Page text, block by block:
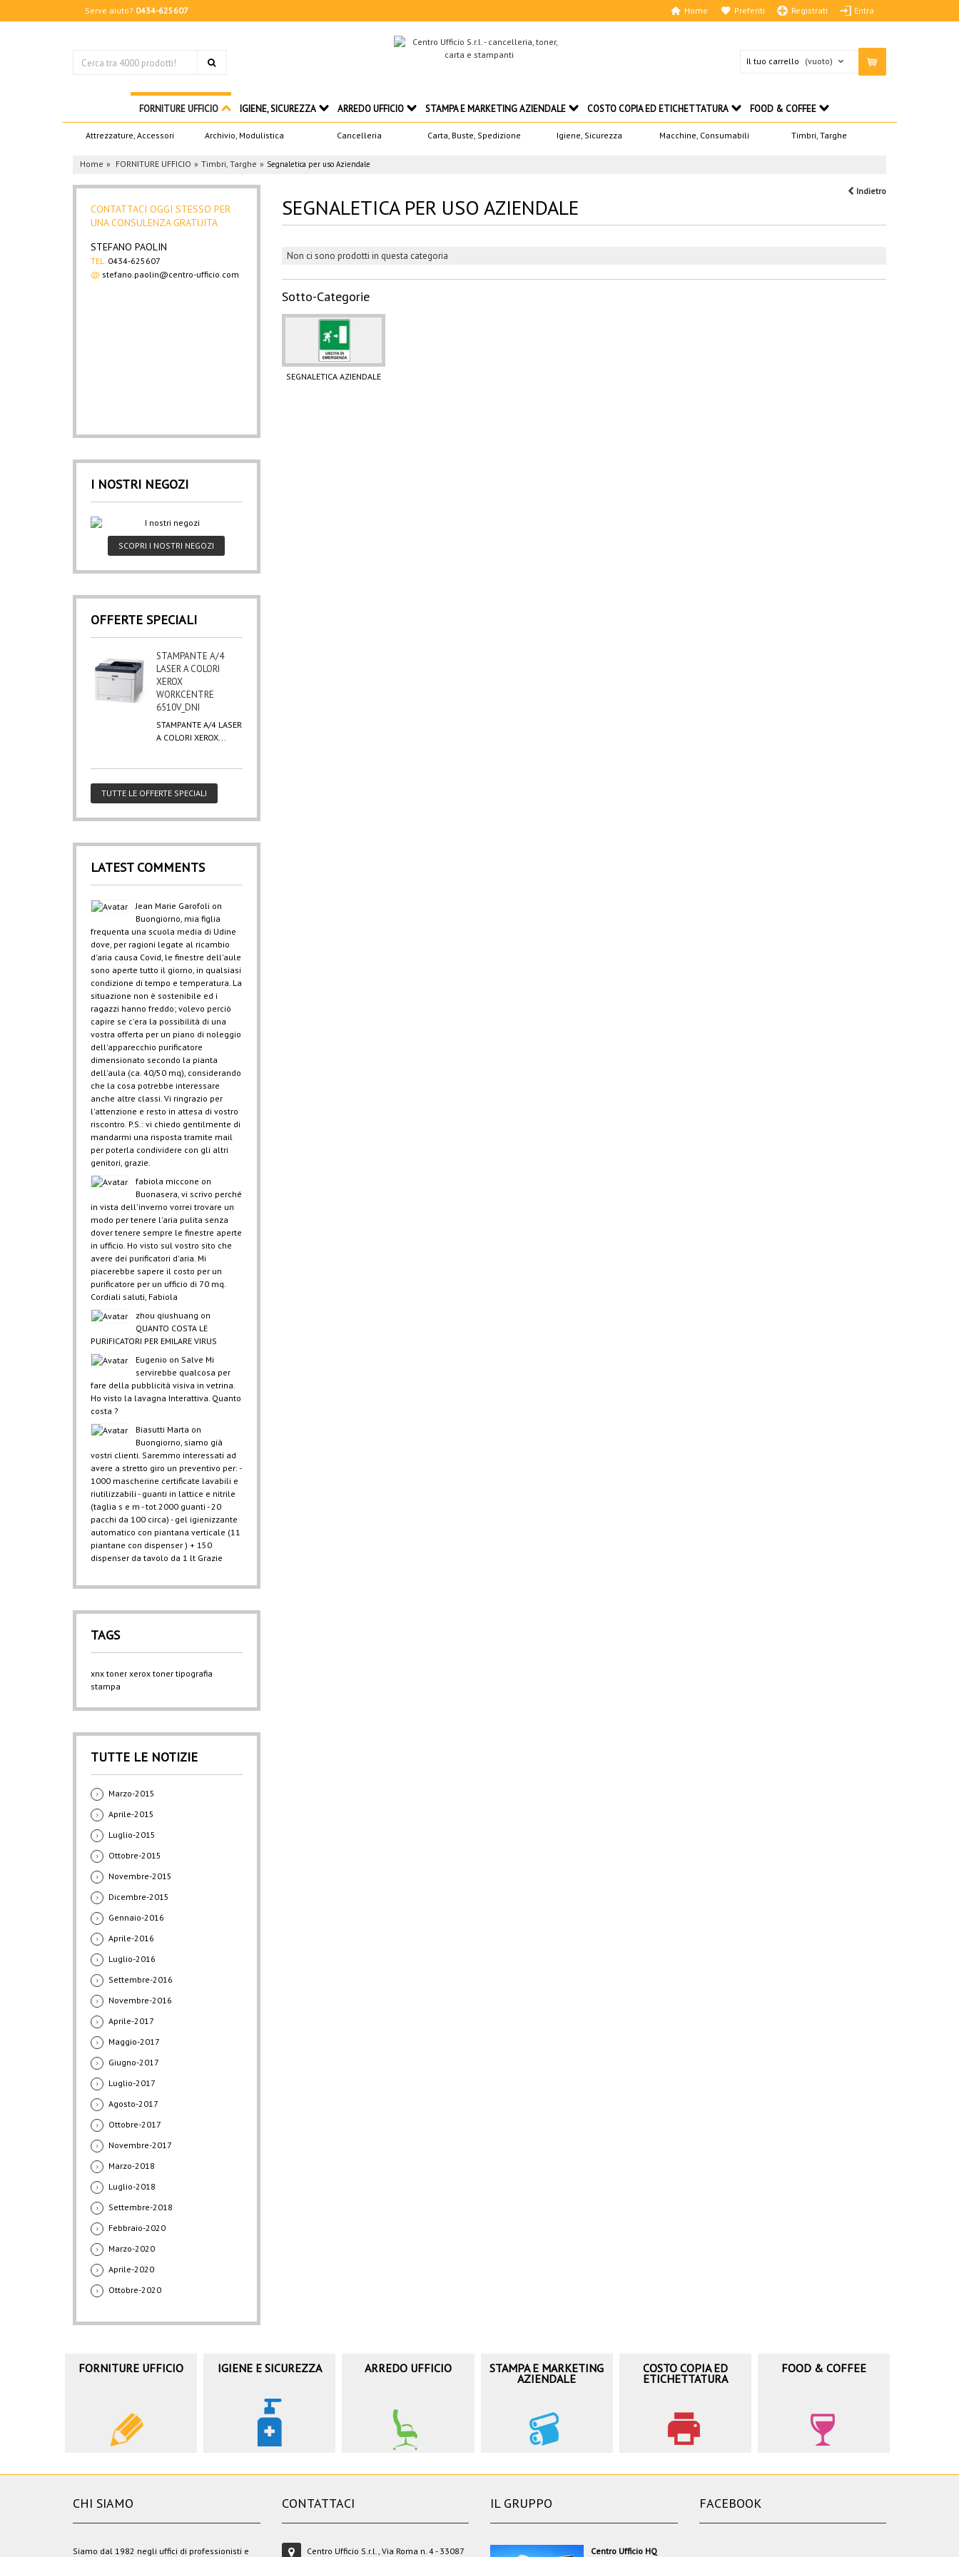
Serve aiuto? 0434-625607 Registrati Entra
Preferiti
Home
Il tuo carrello (vuoto)
FORNITURE UFFICIO
Attrezzature, Accessori Archivio, Modulistica Cancelleria Carta, Buste, Spedizione Igiene, Sicurezza Macchine, Consumabili Timbri, Targhe
IGIENE, SICUREZZA ARREDO UFFICIO STAMPA E MARKETING AZIENDALE COSTO COPIA ED ETICHETTATURA FOOD & COFFEE
Home FORNITURE UFFICIO Timbri, Targhe Segnaletica per uso Aziendale
Indietro
CONTATTACI OGGI STESSO PER
UNA CONSULENZA GRATUITA
STEFANO PAOLIN
TEL. 0434-625607
@ stefano.paolin@centro-ufficio.com
I NOSTRI NEGOZI
SCOPRI I NOSTRI NEGOZI
OFFERTE SPECIALI
STAMPANTE A/4
LASER A COLORI
XEROX
WORKCENTRE
6510V_DNI
STAMPANTE A/4 LASER
A COLORI XEROX...
TUTTE LE OFFERTE SPECIALI
LATEST COMMENTS
Jean Marie Garofoli on
Buongiorno, mia figlia
frequenta una scuola media di Udine
dove, per ragioni legate al ricambio
d'aria causa Covid, le finestre dell'aule
sono aperte tutto il giorno, in qualsiasi
condizione di tempo e temperatura. La
situazione non è sostenibile ed i
ragazzi hanno freddo; volevo perciò
capire se c'era la possibilità di una
vostra offerta per un piano di noleggio
dell'apparecchio purificatore
dimensionato secondo la pianta
dell'aula (ca. 40/50 mq), considerando
che la cosa potrebbe interessare
anche altre classi. Vi ringrazio per
l'attenzione e resto in attesa di vostro
riscontro. P.S.: vi chiedo gentilmente di
mandarmi una risposta tramite mail
per poterla condividere con gli altri
genitori, grazie.
fabiola miccone on
Buonasera, vi scrivo perché
in vista dell'inverno vorrei trovare un
modo per tenere l'aria pulita senza
dover tenere sempre le finestre aperte
in ufficio. Ho visto sul vostro sito che
avere dei purificatori d'aria. Mi
piacerebbe sapere il costo per un
purificatore per un ufficio di 70 mq.
Cordiali saluti, Fabiola
zhou qiushuang on
QUANTO COSTA LE
PURIFICATORI PER EMILARE VIRUS
Eugenio on Salve Mi
servirebbe qualcosa per
fare della pubblicità visiva in vetrina.
Ho visto la lavagna Interattiva. Quanto
costa ?
Biasutti Marta on
Buongiorno, siamo già
vostri clienti. Saremmo interessati ad
avere a stretto giro un preventivo per: -
1000 mascherine certificate lavabili e
riutilizzabili - guanti in lattice e nitrile
(taglia s e m - tot 2000 guanti - 20
pacchi da 100 circa) - gel igienizzante
automatico con piantana verticale (11
piantane con dispenser ) + 150
dispenser da tavolo da 1 lt Grazie
TAGS
xnx toner xerox toner tipografia
stampa
TUTTE LE NOTIZIE
Marzo-2015
Aprile-2015
Luglio-2015
Ottobre-2015
Novembre-2015
Dicembre-2015
Gennaio-2016
Aprile-2016
Luglio-2016
Settembre-2016
Novembre-2016
Aprile-2017
Maggio-2017
Giugno-2017
Luglio-2017
Agosto-2017
Ottobre-2017
Novembre-2017
Marzo-2018
Luglio-2018
Settembre-2018
Febbraio-2020
Marzo-2020
Aprile-2020
Ottobre-2020
SEGNALETICA PER USO AZIENDALE
Non ci sono prodotti in questa categoria
Sotto-Categorie
SEGNALETICA AZIENDALE
FORNITURE UFFICIO IGIENE E SICUREZZA ARREDO UFFICIO STAMPA E MARKETING
AZIENDALE
COSTO COPIA ED
ETICHETTATURA
FOOD & COFFEE
CHI SIAMO
Siamo dal 1982 negli uffici di professionisti e
CONTATTACI
Centro Ufficio S.r.l., Via Roma n. 4 - 33087
IL GRUPPO
Centro Ufficio HQ
FACEBOOK